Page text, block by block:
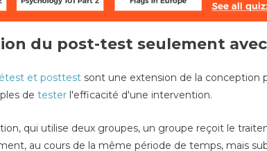
du post-test seulement
et posttest sont une extension de la conception
de tester l'efficacité d'une intervention.
qui utilise deux groupes, un groupe reçoit le
au cours de la même période de temps, mais